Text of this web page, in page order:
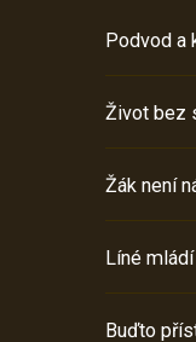
Podvod a
Život bez
Žák není
Líné
Buďto